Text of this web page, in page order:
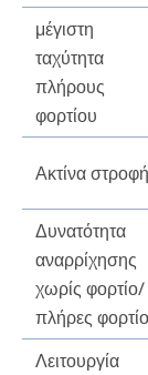
μέγιστη
ταχύτητα
πλήρους
φορτίου
Ακτίνα
Δυνατότητα
αναρρίχησης
χωρίς φορτίο/
πλήρες φορτίο
Λειτουργία